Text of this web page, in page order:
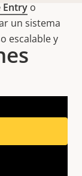
Entry o
un sistema
escalable y